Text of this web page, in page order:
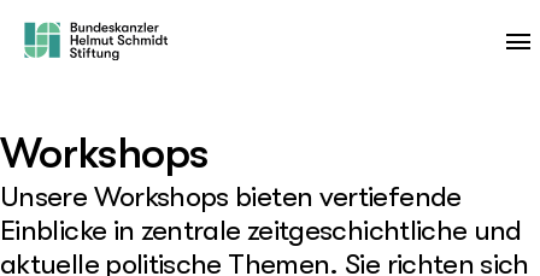
Workshops
Unsere Workshops bieten vertiefende
Einblicke in zentrale zeitgeschichtliche und
aktuelle politische Themen. Sie richten sich